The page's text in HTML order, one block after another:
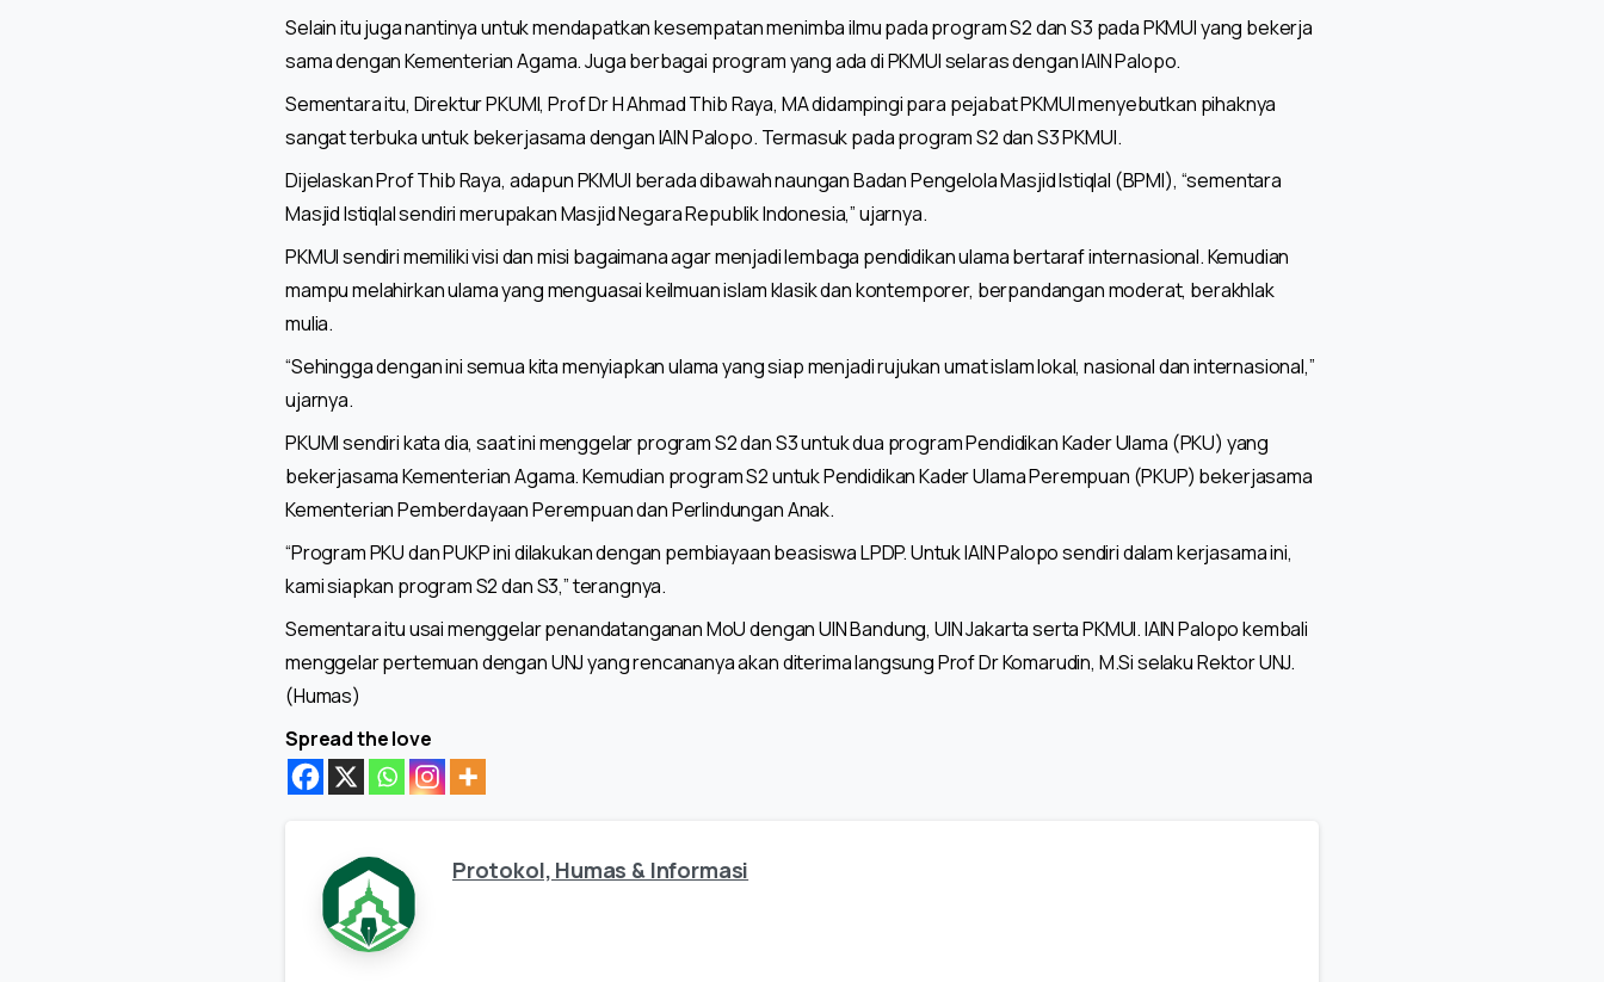
Selain itu juga nantinya untuk mendapatkan kesempatan menimba ilmu pada program S2 dan S3 pada PKMUI yang bekerja
sama dengan Kementerian Agama. Juga berbagai program yang ada di PKMUI selaras dengan IAIN Palopo.
Sementara itu, Direktur PKUMI, Prof Dr H Ahmad Thib Raya, MA didampingi para pejabat PKMUI menyebutkan pihaknya
sangat terbuka untuk bekerjasama dengan IAIN Palopo. Termasuk pada program S2 dan S3 PKMUI.
Dijelaskan Prof Thib Raya, adapun PKMUI berada dibawah naungan Badan Pengelola Masjid Istiqlal (BPMI), “sementara
Masjid Istiqlal sendiri merupakan Masjid Negara Republik Indonesia,” ujarnya.
PKMUI sendiri memiliki visi dan misi bagaimana agar menjadi lembaga pendidikan ulama bertaraf internasional. Kemudian
mampu melahirkan ulama yang menguasai keilmuan islam klasik dan kontemporer, berpandangan moderat, berakhlak
mulia.
“Sehingga dengan ini semua kita menyiapkan ulama yang siap menjadi rujukan umat islam lokal, nasional dan internasional,”
ujarnya.
PKUMI sendiri kata dia, saat ini menggelar program S2 dan S3 untuk dua program Pendidikan Kader Ulama (PKU) yang
bekerjasama Kementerian Agama. Kemudian program S2 untuk Pendidikan Kader Ulama Perempuan (PKUP) bekerjasama
Kementerian Pemberdayaan Perempuan dan Perlindungan Anak.
“Program PKU dan PUKP ini dilakukan dengan pembiayaan beasiswa LPDP. Untuk IAIN Palopo sendiri dalam kerjasama ini,
kami siapkan program S2 dan S3,” terangnya.
Sementara itu usai menggelar penandatanganan MoU dengan UIN Bandung, UIN Jakarta serta PKMUI. IAIN Palopo kembali
menggelar pertemuan dengan UNJ yang rencananya akan diterima langsung Prof Dr Komarudin, M.Si selaku Rektor UNJ.
(Humas)
Spread the love
Protokol, Humas & Informasi